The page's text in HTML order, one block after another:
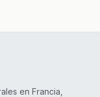
en Francia,